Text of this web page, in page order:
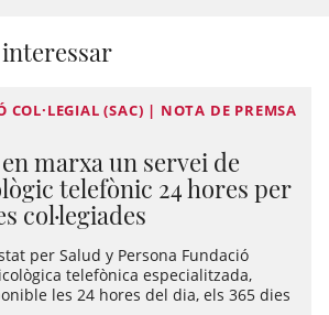
COL·LEGIAL (SAC) | NOTA DE PREMSA
marxa un servei de
telefònic 24 hores per
col·legiades
per Salud y Persona Fundació
telefònica especialitzada,
les 24 hores del dia, els 365 dies